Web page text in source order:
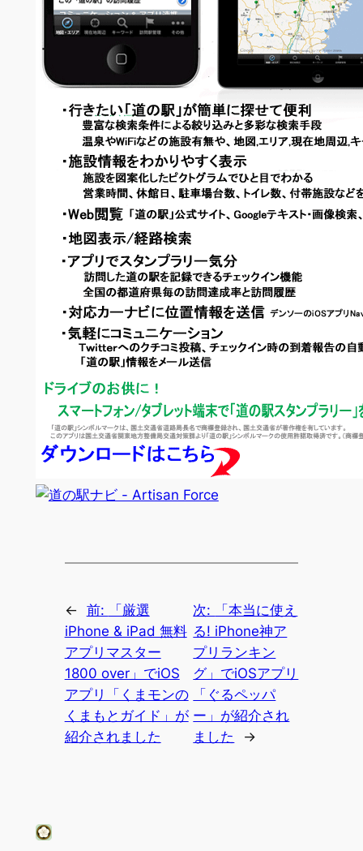
← 前:
「厳選
iPhone & iPad 無料
アプリマスター
1800 over」でiOS
アプリ「くまモンの
くまもとガイド」が
紹介されました
次:
「本当に使え
る! iPhone神ア
プリランキン
グ」でiOSアプリ
「ぐるペッパ
ー」が紹介され
ました
→